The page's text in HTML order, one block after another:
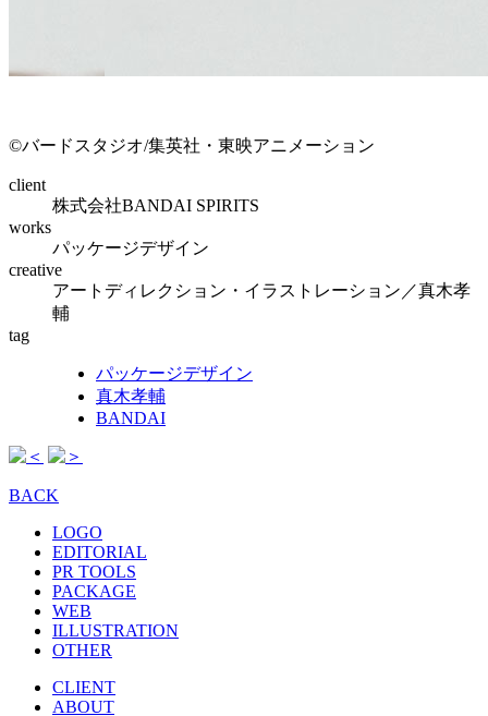
©バードスタジオ/集英社・東映アニメーション
client
株式会社BANDAI SPIRITS
works
パッケージデザイン
creative
アートディレクション・イラストレーション／真木孝
輔
tag
パッケージデザイン
真木孝輔
BANDAI
BACK
LOGO
EDITORIAL
PR TOOLS
PACKAGE
WEB
ILLUSTRATION
OTHER
CLIENT
ABOUT